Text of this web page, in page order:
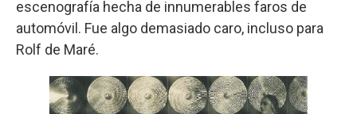
escenografía hecha de innumerables faros de
automóvil. Fue algo demasiado caro, incluso para
Rolf de Maré.